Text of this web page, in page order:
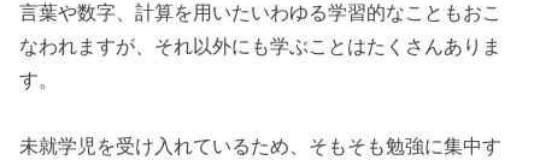
言葉や数字、計算を用いたいわゆる学習的なこともおこ
なわれますが、それ以外にも学ぶことはたくさんありま
す。
未就学児を受け入れているため、そもそも勉強に集中す